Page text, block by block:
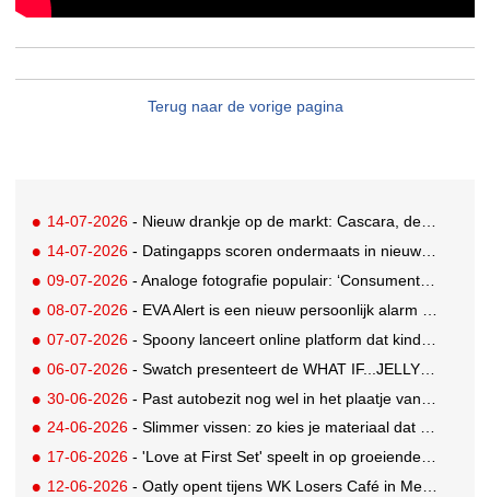
Terug naar de vorige pagina
14-07-2026 - Nieuw drankje op de markt: Cascara, de zelfbenoemde gezonde vervanging voor derde kop koffie
14-07-2026 - Datingapps scoren ondermaats in nieuw app-onderzoek, toch blijft gebruik groeien
09-07-2026 - Analoge fotografie populair: ‘Consumenten zoeken beleving, niet alleen perfectie’
08-07-2026 - EVA Alert is een nieuw persoonlijk alarm dat je aan je tas hangt
07-07-2026 - Spoony lanceert online platform dat kinderen tot 12 jaar helpt gezonde eetgewoonten te ontwikkelen
06-07-2026 - Swatch presenteert de WHAT IF...JELLY? collectie
30-06-2026 - Past autobezit nog wel in het plaatje van vandaag?
24-06-2026 - Slimmer vissen: zo kies je materiaal dat bij je water en techniek past
17-06-2026 - 'Love at First Set' speelt in op groeiende gym crush-trend
12-06-2026 - Oatly opent tijens WK Losers Café in Mexico-Stad